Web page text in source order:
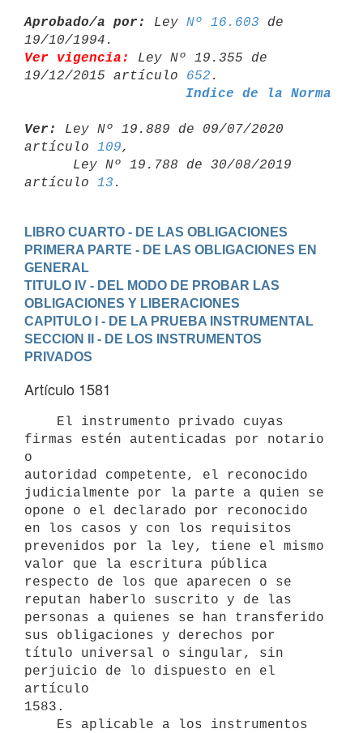
Aprobado/a por: Ley Nº 16.603 de
Ver vigencia:
Ley Nº 19.355 de
19/12/2015 artículo 652
Indice de la Norma
Ver:
Ley Nº 19.889 de 09/07/2020
artículo 109,
artículo 13
LIBRO CUARTO - DE LAS OBLIGACIONES
PRIMERA PARTE - DE LAS OBLIGACIONES EN
GENERAL
TITULO IV - DEL MODO DE PROBAR LAS
OBLIGACIONES Y LIBERACIONES
CAPITULO I - DE LA PRUEBA INSTRUMENTAL
SECCION II - DE LOS INSTRUMENTOS
PRIVADOS
Artículo 1581
firmas estén autenticadas por notario
o
autoridad competente, el reconocido
judicialmente por la parte a quien se
opone o el declarado por reconocido
en los casos y con los requisitos
prevenidos por la ley, tiene el mismo
valor que la escritura pública
respecto de los que aparecen o se
reputan haberlo suscrito y de las
personas a quienes se han transferido
sus obligaciones y derechos por
título universal o singular, sin
perjuicio de lo dispuesto en el
artículo
1583.